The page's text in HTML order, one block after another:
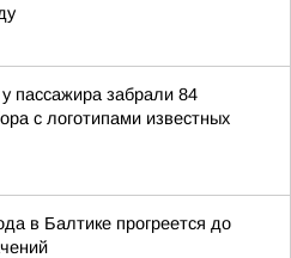
пассажира забрали 84
с логотипами известных
в Балтике прогреется до